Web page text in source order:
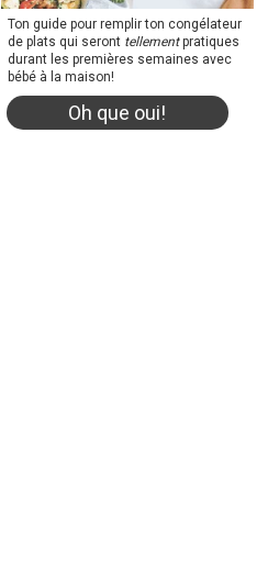
Ton guide pour remplir ton congélateur
de plats qui seront tellementpratiques
durant les premières semaines avec
bébé à la maison!
Oh que oui!